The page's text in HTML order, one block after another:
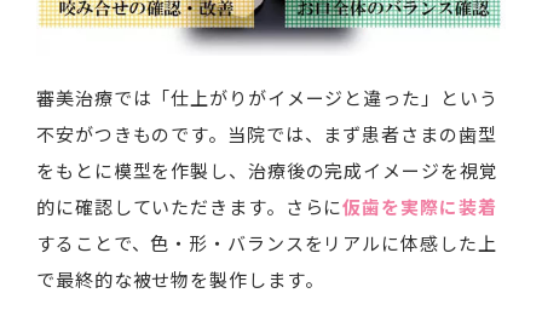
審美治療では「仕上がりがイメージと違った」という
不安がつきものです。当院では、まず患者さまの歯型
をもとに模型を作製し、治療後の完成イメージを視覚
的に確認していただきます。さらに仮歯を実際に装着
することで、色・形・バランスをリアルに体感した上
で最終的な被せ物を製作します。